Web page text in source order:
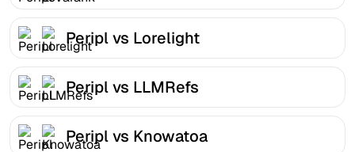
Peripl vs Lorelight
Peripl vs LLMRefs
Peripl vs Knowatoa